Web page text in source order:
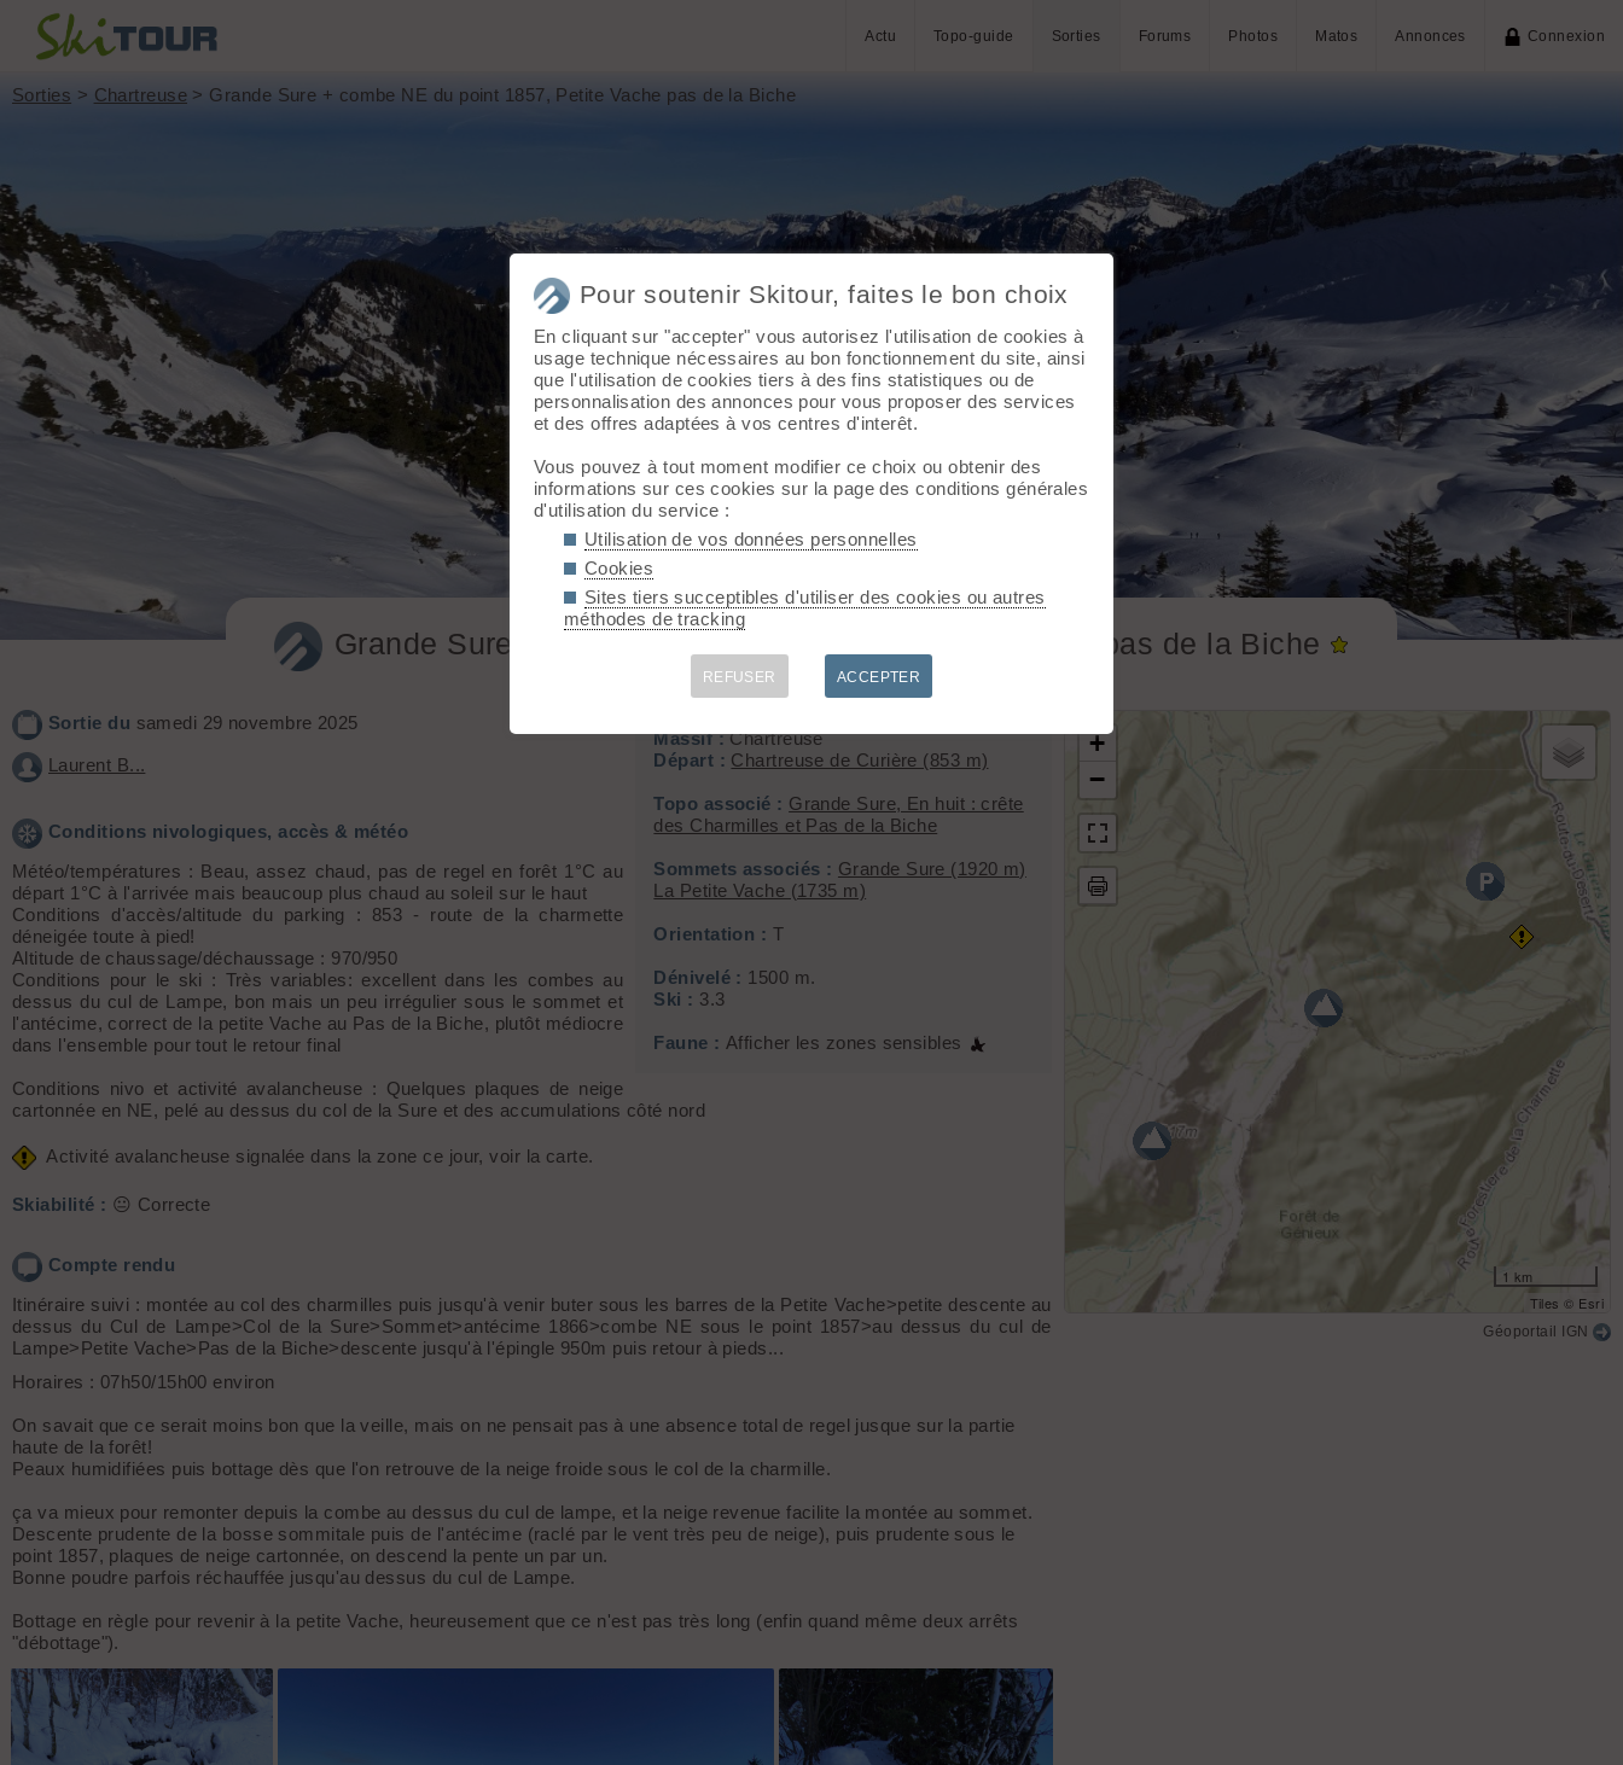
Actu Topo-guide Sorties Forums Photos Matos Annonces Connexion
Sorties > Chartreuse > Grande Sure + combe NE du point 1857, Petite Vache pas de la Biche
Grande Sure + combe NE du point 1857, Petite Vache pas de la Biche
Massif :Chartreuse
Départ : Chartreuse de Curière (853 m)
Topo associé : Grande Sure, En huit : crête
des Charmilles et Pas de la Biche
Sommets associés : Grande Sure (1920 m)
La Petite Vache (1735 m)
Orientation : T
Dénivelé : 1500 m.
Ski : 3.3
Faune : Afficher les zones sensibles
Sortie du samedi 29 novembre 2025
Laurent B...
Conditions nivologiques, accès & météo
Météo/températures : Beau, assez chaud, pas de regel en forêt 1°C au
départ 1°C à l'arrivée mais beaucoup plus chaud au soleil sur le haut
Conditions d'accès/altitude du parking : 853 - route de la charmette
déneigée toute à pied!
Altitude de chaussage/déchaussage : 970/950
Conditions pour le ski : Très variables: excellent dans les combes au
dessus du cul de Lampe, bon mais un peu irrégulier sous le sommet et
l'antécime, correct de la petite Vache au Pas de la Biche, plutôt médiocre
dans l'ensemble pour tout le retour final
Conditions nivo et activité avalancheuse : Quelques plaques de neige
cartonnée en NE, pelé au dessus du col de la Sure et des accumulations côté nord
Activité avalancheuse signalée dans la zone ce jour, voir la carte.
Skiabilité : 😐 Correcte
Compte rendu
Itinéraire suivi : montée au col des charmilles puis jusqu'à venir buter sous les barres de la Petite Vache>petite descente au
dessus du Cul de Lampe>Col de la Sure>Sommet>antécime 1866>combe NE sous le point 1857>au dessus du cul de
Lampe>Petite Vache>Pas de la Biche>descente jusqu'à l'épingle 950m puis retour à pieds...
Horaires : 07h50/15h00 environ
On savait que ce serait moins bon que la veille, mais on ne pensait pas à une absence total de regel jusque sur la partie
haute de la forêt!
Peaux humidifiées puis bottage dès que l'on retrouve de la neige froide sous le col de la charmille.
ça va mieux pour remonter depuis la combe au dessus du cul de lampe, et la neige revenue facilite la montée au sommet.
Descente prudente de la bosse sommitale puis de l'antécime (raclé par le vent très peu de neige), puis prudente sous le
point 1857, plaques de neige cartonnée, on descend la pente un par un.
Bonne poudre parfois réchauffée jusqu'au dessus du cul de Lampe.
Bottage en règle pour revenir à la petite Vache, heureusement que ce n'est pas très long (enfin quand même deux arrêts
"débottage").
+
−
1 km
Tiles © Esri
Géoportail IGN
Pour soutenir Skitour, faites le bon choix
En cliquant sur "accepter" vous autorisez l'utilisation de cookies à
usage technique nécessaires au bon fonctionnement du site, ainsi
que l'utilisation de cookies tiers à des fins statistiques ou de
personnalisation des annonces pour vous proposer des services
et des offres adaptées à vos centres d'interêt.
Vous pouvez à tout moment modifier ce choix ou obtenir des
informations sur ces cookies sur la page des conditions générales
d'utilisation du service :
Utilisation de vos données personnelles
Cookies
Sites tiers succeptibles d'utiliser des cookies ou autres
méthodes de tracking
REFUSER ACCEPTER